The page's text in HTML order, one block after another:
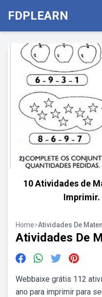
FDPLEARN
10 Atividades de
Imprimir.
Home>Atividades De
Atividades De
Webbaixe grátis 112
ano para imprimir para